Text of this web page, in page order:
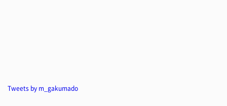
Tweets by m_gakumado